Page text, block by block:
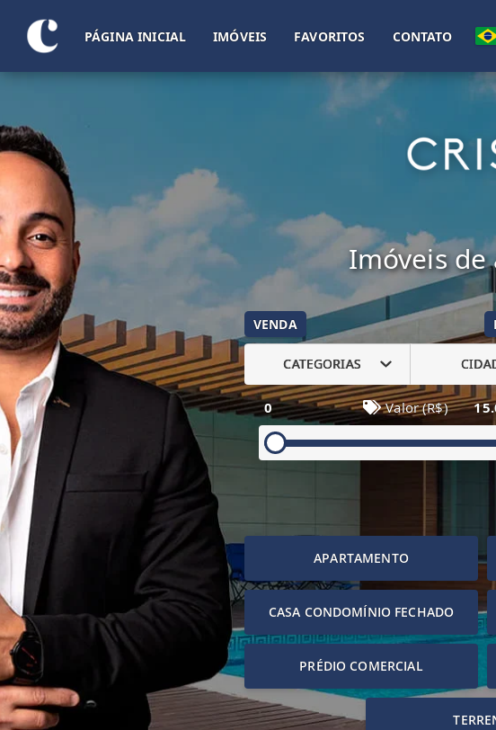
PÁGINA INICIAL IMÓVEIS FAVORITOS CONTATO
Imóveis
VENDA
CATEGORIAS
0 Valor (R$)
APARTAMENTO
CASA CONDOMÍNIO FECHADO
PRÉDIO COMERCIAL